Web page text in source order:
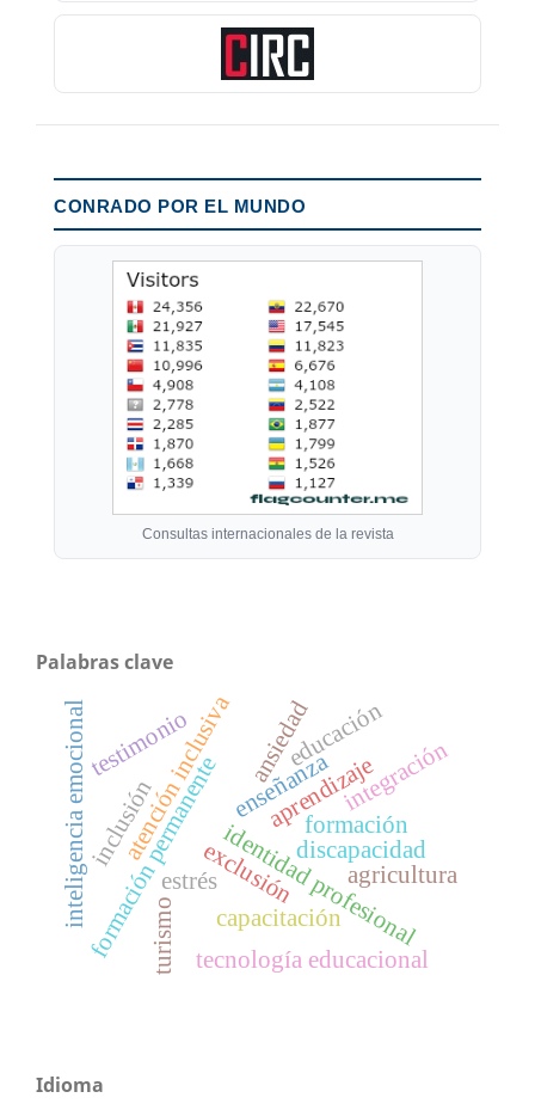
CONRADO POR EL MUNDO
Consultas internacionales de la revista
Palabras clave
formación
atención inclusiva
identidad profesional
enseñanza
aprendizaje
inclusión
exclusióndiscapacidad
capacitación
tecnología educacional
estrés
ansiedad
formación permanente agricultura
turismo
inteligencia emocional educación
integración
testimonio
Idioma